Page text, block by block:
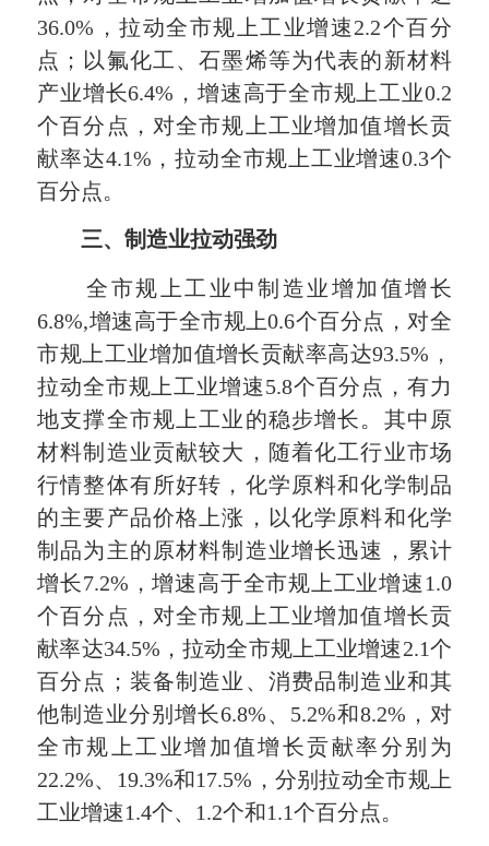
36.0%，拉动全市规上工业增速2.2个百分
点；以氟化工、石墨烯等为代表的新材料
产业增长6.4%，增速高于全市规上工业0.2
个百分点，对全市规上工业增加值增长贡
献率达4.1%，拉动全市规上工业增速0.3个
百分点。
三、制造业拉动强劲
全市规上工业中制造业增加值增长
6.8%,增速高于全市规上0.6个百分点，对全
市规上工业增加值增长贡献率高达93.5%，
拉动全市规上工业增速5.8个百分点，有力
地支撑全市规上工业的稳步增长。其中原
材料制造业贡献较大，随着化工行业市场
行情整体有所好转，化学原料和化学制品
的主要产品价格上涨，以化学原料和化学
制品为主的原材料制造业增长迅速，累计
增长7.2%，增速高于全市规上工业增速1.0
个百分点，对全市规上工业增加值增长贡
献率达34.5%，拉动全市规上工业增速2.1个
百分点；装备制造业、消费品制造业和其
他制造业分别增长6.8%、5.2%和8.2%，对
全市规上工业增加值增长贡献率分别为
22.2%、19.3%和17.5%，分别拉动全市规上
工业增速1.4个、1.2个和1.1个百分点。